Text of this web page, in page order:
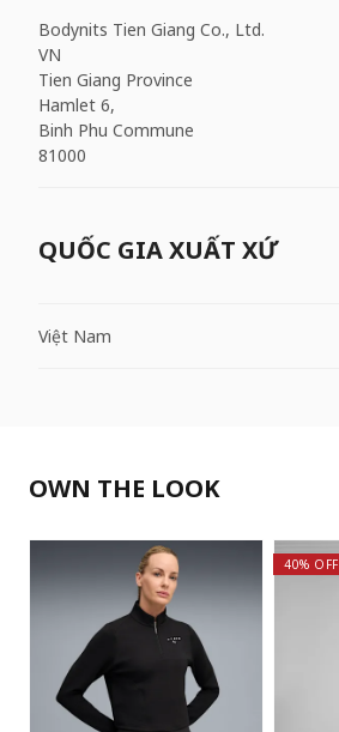
Bodynits Tien Giang Co., Ltd.
VN
Tien Giang Province
Hamlet 6,
Binh Phu Commune
81000
QUỐC GIA XUẤT XỨ
Việt Nam
OWN THE LOOK
40% OFF